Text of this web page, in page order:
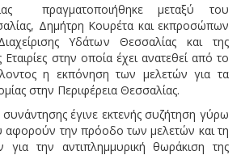
πραγματοποιήθηκε μεταξύ του
Δημήτρη Κουρέτα και εκπροσώπων
Υδάτων Θεσσαλίας και της
Εταιρίες στην οποία έχει ανατεθεί από το
η εκπόνηση των μελετών για τα
στην Περιφέρεια Θεσσαλίας.
συνάντησης έγινε εκτενής συζήτηση γύρω
αφορούν την πρόοδο των μελετών και τη
την αντιπλημμυρική θωράκιση της